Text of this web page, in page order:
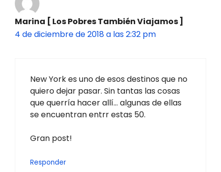
Marina [ Los Pobres También Viajamos ]
4 de diciembre de 2018 a las 2:32 pm
New York es uno de esos destinos que no
quiero dejar pasar. Sin tantas las cosas
que querría hacer allí… algunas de ellas
se encuentran entrr estas 50.
Gran post!
Responder